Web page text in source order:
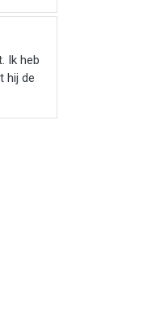
Ik heb
hij de